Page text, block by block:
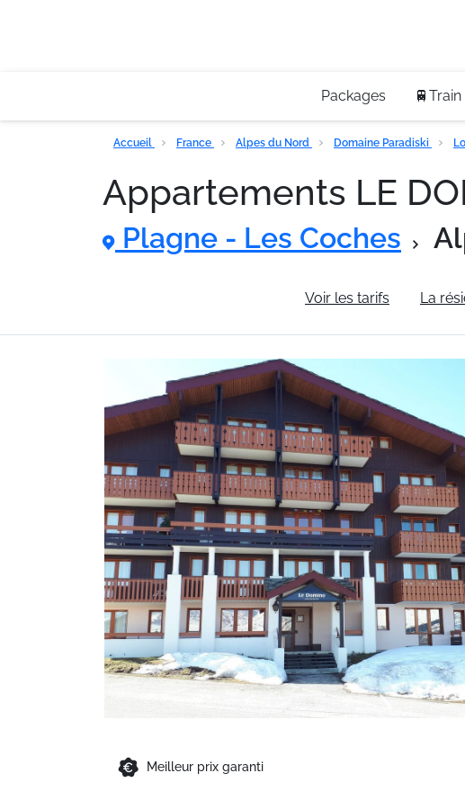
Packages
Accueil France Alpes du Nord Domaine Paradiski
Appartements LE
Plagne - Les Coches
Voir les tarifs La
Meilleur prix garanti